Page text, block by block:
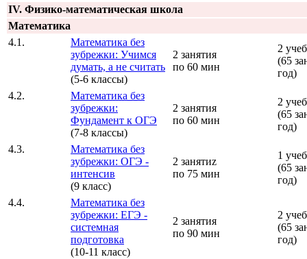
IV. Физико-математическая школа
Математика
4.1.
Математика без
зубрежки: Учимся
думать, а не считать
(5-6 классы)
2 занятия
по 60 мин
2
(65
год)
4.2.
Математика без
зубрежки:
Фундамент к ОГЭ
(7-8 классы)
2 занятия
по 60 мин
2
(65
год)
4.3.
Математика без
зубрежки: ОГЭ -
интенсив
(9 класс)
2 занятиz
по 75 мин
1
(65
год)
4.4.
Математика без
зубрежки: ЕГЭ -
системная
подготовка
(10-11 класс)
2 занятия
по 90 мин
2
(65
год)